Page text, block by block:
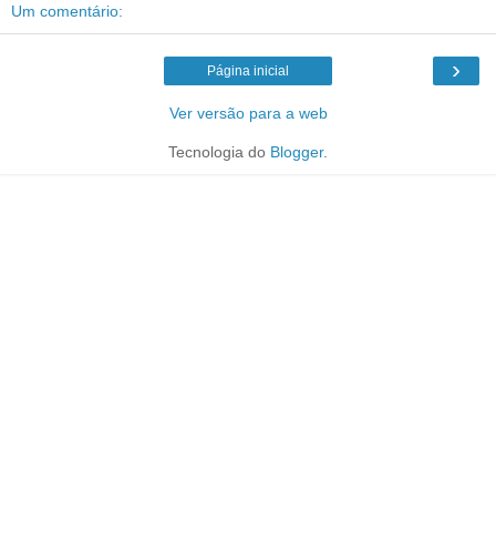
Um comentário:
›
Página inicial
Ver versão para a web
Tecnologia do Blogger.